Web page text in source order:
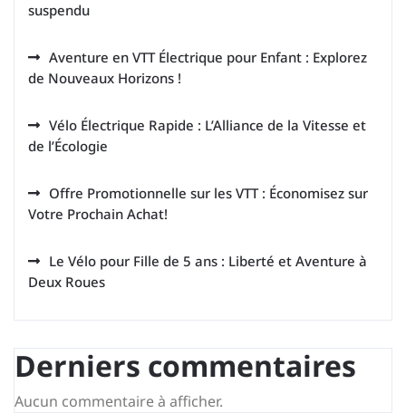
suspendu
Aventure en VTT Électrique pour Enfant : Explorez
de Nouveaux Horizons !
Vélo Électrique Rapide : L’Alliance de la Vitesse et
de l’Écologie
Offre Promotionnelle sur les VTT : Économisez sur
Votre Prochain Achat!
Le Vélo pour Fille de 5 ans : Liberté et Aventure à
Deux Roues
Derniers commentaires
Aucun commentaire à afficher.